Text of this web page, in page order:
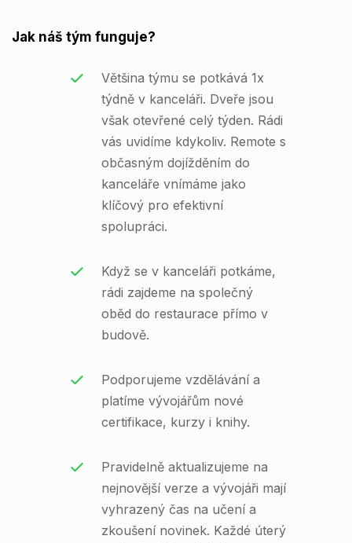
Jak náš tým funguje?
Většina týmu se potkává 1x
týdně v kanceláři. Dveře jsou
však otevřené celý týden. Rádi
vás uvidíme kdykoliv. Remote s
občasným dojížděním do
kanceláře vnímáme jako
klíčový pro efektivní
spolupráci.
Když se v kanceláři potkáme,
rádi zajdeme na společný
oběd do restaurace přímo v
budově.
Podporujeme vzdělávání a
platíme vývojářům nové
certifikace, kurzy i knihy.
Pravidelně aktualizujeme na
nejnovější verze a vývojáři mají
vyhrazený čas na učení a
zkoušení novinek. Každé úterý